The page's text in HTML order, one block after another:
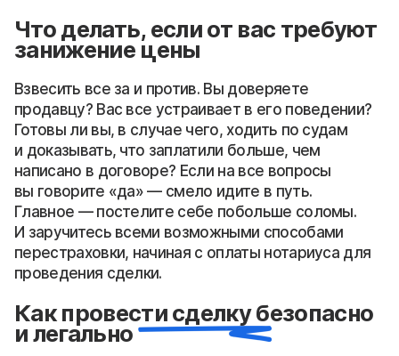
Что делать, если от вас требуют
занижение цены
Взвесить все за и против. Вы доверяете
продавцу? Вас все устраивает в его поведении?
Готовы ли вы, в случае чего, ходить по судам
и доказывать, что заплатили больше, чем
написано в договоре? Если на все вопросы
вы говорите «да» — смело идите в путь.
Главное — постелите себе побольше соломы.
И заручитесь всеми возможными способами
перестраховки, начиная с оплаты нотариуса для
проведения сделки.
Как провести сделку безопасно
и легально